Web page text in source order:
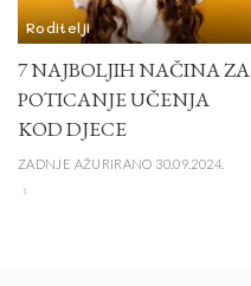
Roditelji
7 NAJBOLJIH NAČINA ZA
POTICANJE UČENJA
KOD DJECE
ZADNJE AŽURIRANO 30.09.2024.